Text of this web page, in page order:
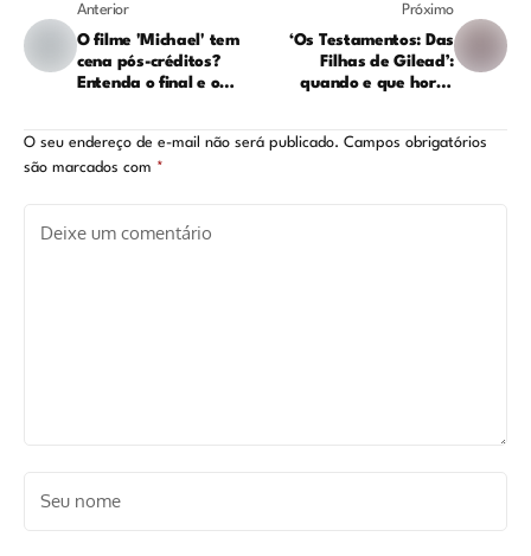
Anterior
O filme 'Michael' tem
cena pós-créditos?
Entenda o final e o
Próximo
‘Os Testamentos: Das
Filhas de Gilead’:
quando e que horas
O seu endereço de e-mail não será publicado. Campos obrigatórios
são marcados com *